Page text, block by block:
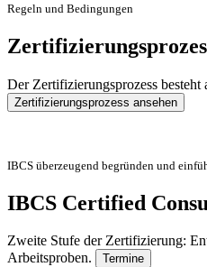
Regeln und Bedingungen
Der Zertifizierungsprozess
Zertifizierungsprozess ansehen
IBCS überzeugend begründen und
IBCS Certified
Zweite Stufe der Zertifizierung:
Arbeitsproben.
Termine